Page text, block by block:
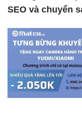
SEO và chuyển